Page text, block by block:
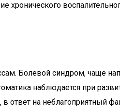
хронического
Болевой синдром, чаще
наблюдается при
ответ на неблагоприятный